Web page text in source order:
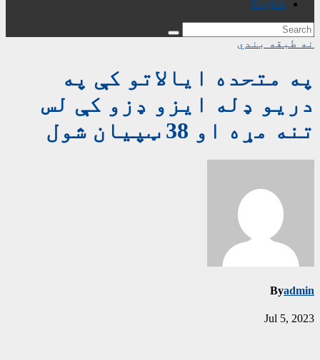
English
نه طبقه بندي
په متحده ایالاتو کې په
دریو ډله ایزو ډزو کې لس
تنه مړه او 38 ټپیان شول
Byadmin
Jul 5, 2023